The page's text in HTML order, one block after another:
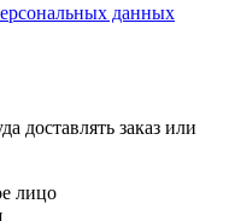
данных
доставлять заказ или
лицо